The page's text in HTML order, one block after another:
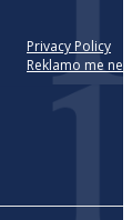
Privacy Policy
Reklamo me ne